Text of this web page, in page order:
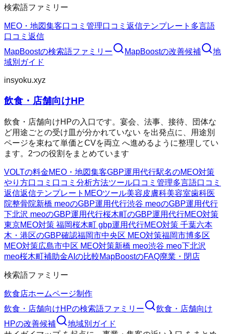
検索語ファミリー
MEO・地図集客口コミ管理口コミ返信テンプレート 多言語
口コミ返信
MapBoostの検索語ファミリー MapBoostの改善候補
地
域別ガイド
insyoku.xyz
飲食・店舗向けHP
飲食・店舗向けHPの入口です。宴会、法事、接待、団体な
ど用途ごとの受け皿が分かれていない を出発点に、用途別
ページを束ねて単価とCVを両立 へ進めるように整理してい
ます。2つの役割をまとめています
VOLTの料金MEO・地図集客GBP運用代行駅名のMEO対策
やり方口コミ 口コミ分析方法ツール口コミ管理多言語口コミ
返信返信テンプレート MEOツール美容皮膚科美容室歯科医
院整骨院新橋 meoのGBP運用代行渋谷 meoのGBP運用代行
下北沢 meoのGBP運用代行桜木町のGBP運用代行MEO対策
東京MEO対策 福岡桜木町 gbp運用代行MEO対策 千葉六本
木・港区のGBP確認福岡市中央区 MEO対策福岡市博多区
MEO対策広島市中区 MEO対策新橋 meo渋谷 meo下北沢
meo桜木町補助金AIの比較MapBoostのFAQ廃業・閉店
検索語ファミリー
飲食店ホームページ制作
飲食・店舗向けHPの検索語ファミリー
飲食・店舗向け
HPの改善候補
地域別ガイド